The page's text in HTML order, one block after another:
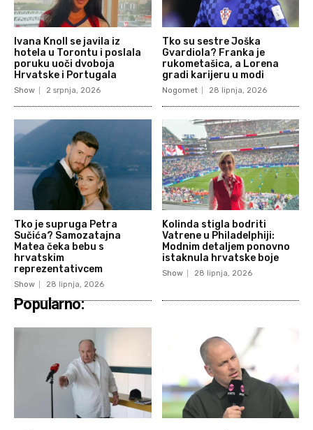
Ivana Knoll se javila iz
hotela u Torontu i poslala
poruku uoči dvoboja
Hrvatske i Portugala
Show 2 srpnja, 2026
Tko su sestre Joška
Gvardiola? Franka je
rukometašica, a Lorena
gradi karijeru u modi
Nogomet 28 lipnja, 2026
Tko je supruga Petra
Sučića? Samozatajna
Matea čeka bebu s
hrvatskim
reprezentativcem
Show 28 lipnja, 2026
Kolinda stigla bodriti
Vatrene u Philadelphiji:
Modnim detaljem ponovno
istaknula hrvatske boje
Show 28 lipnja, 2026
Popularno: